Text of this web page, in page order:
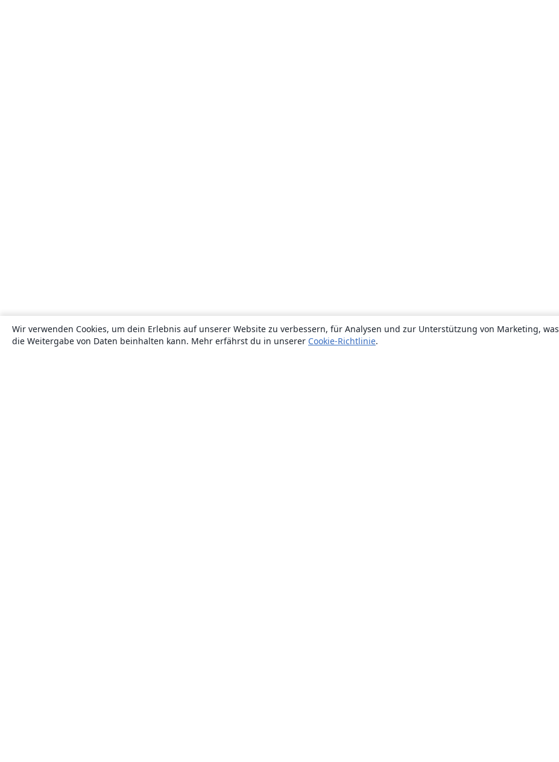
Wir verwenden Cookies, um dein Erlebnis auf unserer Website zu verbessern, für Analysen und zur Unterstützung von Marketing, was
die Weitergabe von Daten beinhalten kann. Mehr erfährst du in unserer Cookie-Richtlinie.